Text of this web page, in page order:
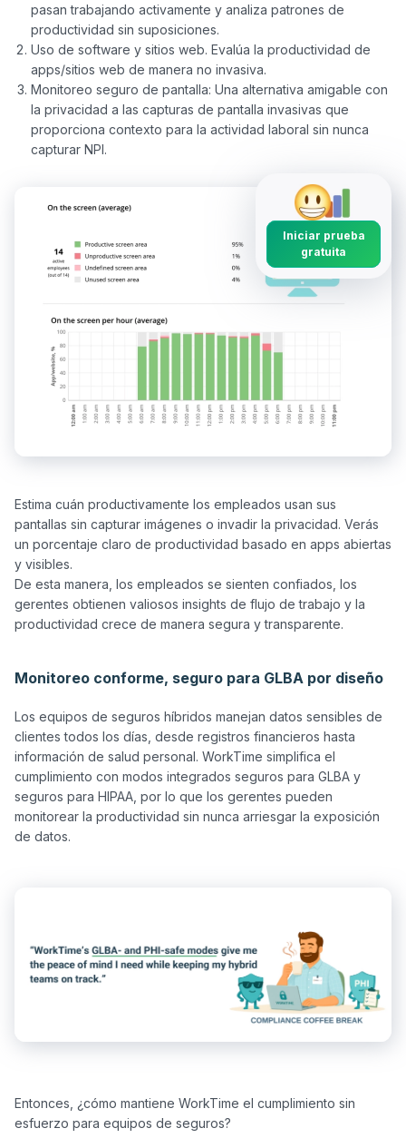
pasan trabajando activamente y analiza patrones de
productividad sin suposiciones.
Uso de software y sitios web. Evalúa la productividad de
apps/sitios web de manera no invasiva.
Monitoreo seguro de pantalla: Una alternativa amigable con
la privacidad a las capturas de pantalla invasivas que
proporciona contexto para la actividad laboral sin nunca
capturar NPI.
Iniciar prueba
gratuita
Estima cuán productivamente los empleados usan sus
pantallas sin capturar imágenes o invadir la privacidad. Verás
un porcentaje claro de productividad basado en apps abiertas
y visibles.
De esta manera, los empleados se sienten confiados, los
gerentes obtienen valiosos insights de flujo de trabajo y la
productividad crece de manera segura y transparente.
Monitoreo conforme, seguro para GLBA por diseño
Los equipos de seguros híbridos manejan datos sensibles de
clientes todos los días, desde registros financieros hasta
información de salud personal. WorkTime simplifica el
cumplimiento con modos integrados seguros para GLBA y
seguros para HIPAA, por lo que los gerentes pueden
monitorear la productividad sin nunca arriesgar la exposición
Entonces, ¿cómo mantiene WorkTime el cumplimiento sin